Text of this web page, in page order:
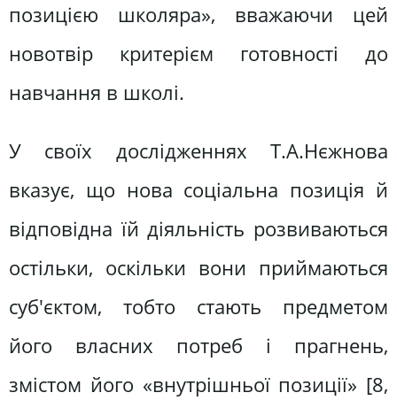
позицією школяра», вважаючи цей
новотвір критерієм готовності до
навчання в школі.
У своїх дослідженнях Т.А.Нєжнова
вказує, що нова соціальна позиція й
відповідна їй діяльність розвиваються
остільки, оскільки вони приймаються
суб'єктом, тобто стають предметом
його власних потреб і прагнень,
змістом його «внутрішньої позиції» [8,